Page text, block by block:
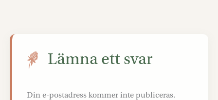
Lämna ett svar
Din e-postadress kommer inte publiceras.